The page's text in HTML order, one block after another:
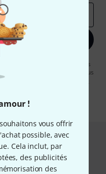
!
vous offrir
possible, avec
Cela inclut, par
des publicités
des
vous acceptez de recevoir des
possible à tout moment. Vous
sujet dans notre